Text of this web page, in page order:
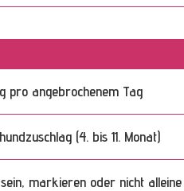
pro angebrochenem Tag
(4. bis 11. Monat)
markieren oder nicht